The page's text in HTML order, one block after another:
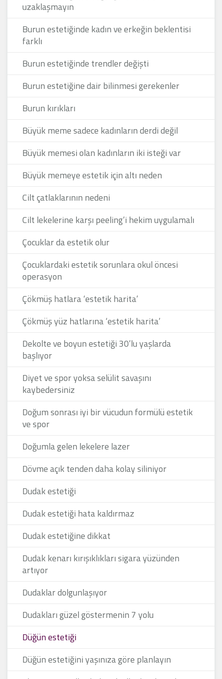
uzaklaşmayın
Burun estetiğinde kadın ve erkeğin beklentisi
farklı
Burun estetiğinde trendler değişti
Burun estetiğine dair bilinmesi gerekenler
Burun kırıkları
Büyük meme sadece kadınların derdi değil
Büyük memesi olan kadınların iki isteği var
Büyük memeye estetik için altı neden
Cilt çatlaklarının nedeni
Cilt lekelerine karşı peeling’i hekim uygulamalı
Çocuklar da estetik olur
Çocuklardaki estetik sorunlara okul öncesi
operasyon
Çökmüş hatlara ‘estetik harita’
Çökmüş yüz hatlarına ‘estetik harita’
Dekolte ve boyun estetiği 30’lu yaşlarda
başlıyor
Diyet ve spor yoksa selülit savaşını
kaybedersiniz
Doğum sonrası iyi bir vücudun formülü estetik
ve spor
Doğumla gelen lekelere lazer
Dövme açık tenden daha kolay siliniyor
Dudak estetiği
Dudak estetiği hata kaldırmaz
Dudak estetiğine dikkat
Dudak kenarı kırışıklıkları sigara yüzünden
artıyor
Dudaklar dolgunlaşıyor
Dudakları güzel göstermenin 7 yolu
Düğün estetiği
Düğün estetiğini yaşınıza göre planlayın